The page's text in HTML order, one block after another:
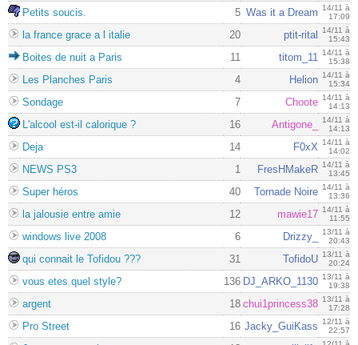
Petits soucis. 5 Was it a Dream 14/11 à
17:09
la france grace a l italie 20 ptit-rital
14/11 à
15:43
Boites de nuit a Paris 11 titom_11 14/11 à
15:38
Les Planches Paris 4 Helion 14/11 à
15:34
Sondage 7 Choote 14/11 à
14:13
L'alcool est-il calorique ? 16 Antigone_
14/11 à
14:13
Deja 14 F0xX 14/11 à
14:02
NEWS PS3 1 FresHMakeR 14/11 à
13:45
Super héros 40 Tornade Noire 14/11 à
13:36
la jalousie entre amie 12 mawie17 14/11 à
11:55
windows live 2008 6 Drizzy_
13/11 à
20:43
qui connait le Tofidou ??? 31 TofidoU 13/11 à
20:24
vous etes quel style? 136 DJ_ARKO_1130 13/11 à
19:38
argent 18 chui1princess38 13/11 à
17:28
Pro Street 16 Jacky_GuiKass 12/11 à
22:57